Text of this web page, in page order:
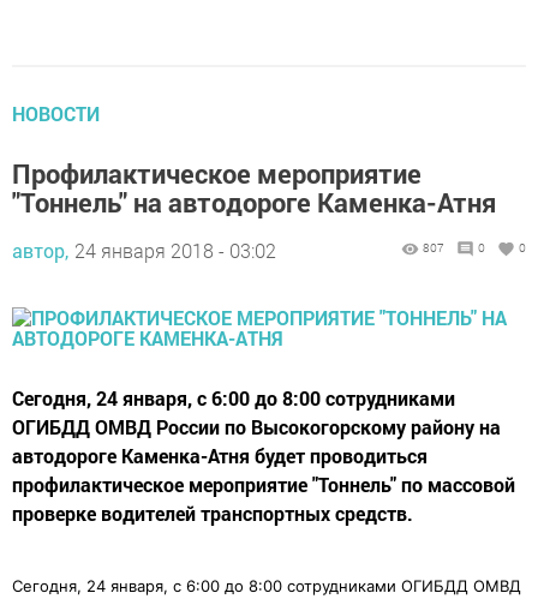
НОВОСТИ
Профилактическое мероприятие
"Тоннель" на автодороге Каменка-Атня
автор, 24 января 2018 - 03:02 807 0 0
Сегодня, 24 января, с 6:00 до 8:00 сотрудниками
ОГИБДД ОМВД России по Высокогорскому району на
автодороге Каменка-Атня будет проводиться
профилактическое мероприятие "Тоннель" по массовой
проверке водителей транспортных средств.
Сегодня, 24 января, с 6:00 до 8:00 сотрудниками ОГИБДД ОМВД